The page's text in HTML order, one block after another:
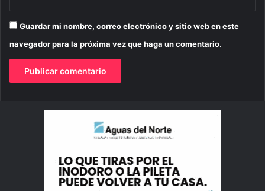
Guardar mi nombre, correo electrónico y sitio web en este
navegador para la próxima vez que haga un comentario.